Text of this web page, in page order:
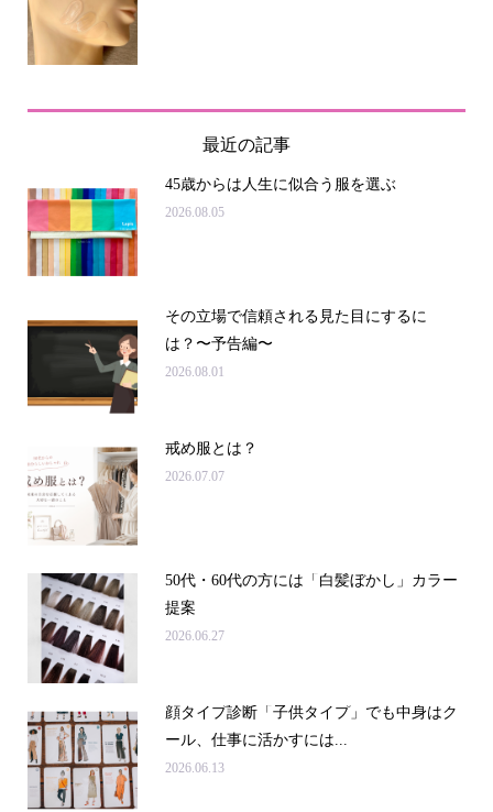
最近の記事
45歳からは人生に似合う服を選ぶ
2026.08.05
その立場で信頼される見た目にするに
は？〜予告編〜
2026.08.01
戒め服とは？
2026.07.07
50代・60代の方には「白髪ぼかし」カラー
提案
2026.06.27
顔タイプ診断「子供タイプ」でも中身はク
ール、仕事に活かすには...
2026.06.13